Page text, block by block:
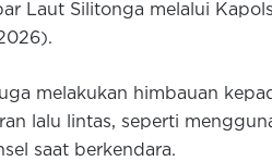
Laut Silitonga melalui
melakukan himbauan
lalu lintas, seperti
saat berkendara.